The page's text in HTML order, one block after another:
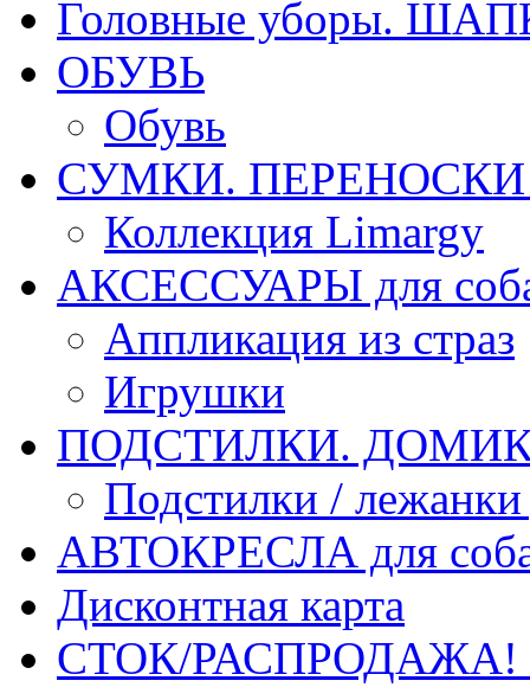
Головные уборы.
ОБУВЬ
Обувь
СУМКИ. ПЕРЕНОСКИ
Коллекция Limargy
АКСЕССУАРЫ для
Аппликация из страз
Игрушки
ПОДСТИЛКИ. ДОМИКИ
Подстилки / лежанки
АВТОКРЕСЛА для
Дисконтная карта
СТОК/